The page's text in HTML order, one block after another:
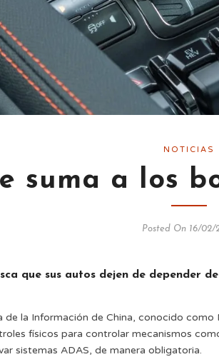
NOTICIAS
suma a los
Posted On 16/02/
que sus autos dejen de depender
la Información de China, conocido como
físicos para controlar mecanismos
sistemas ADAS, de manera obligatoria.